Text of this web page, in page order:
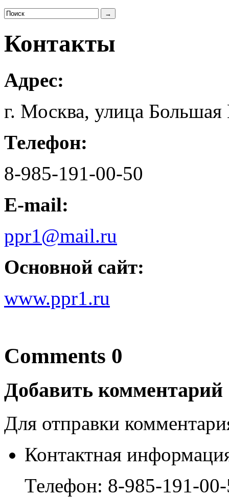
Контакты
Адрес:
г. Москва, улица
Телефон:
8-985-191-00-50
E-mail:
ppr1@mail.ru
Основной сайт:
www.ppr1.ru
Comments 0
Добавить комментарий
Для отправки
Контактная
Телефон: 8-985-191-